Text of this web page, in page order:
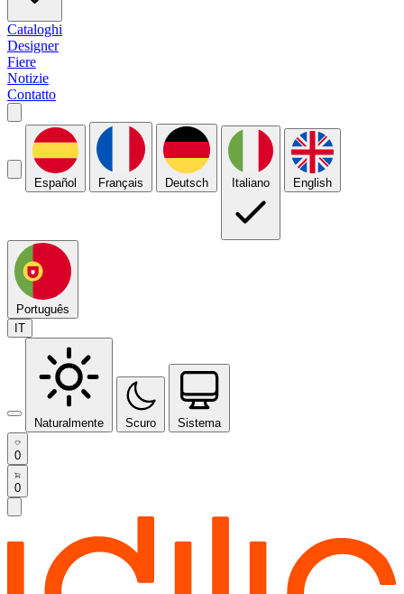
Cataloghi
Designer
Fiere
Notizie
Contatto
Español Français Deutsch Italiano English
Português
IT
Naturalmente Scuro Sistema
0
0